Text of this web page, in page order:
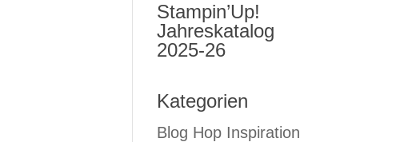
Stampin’Up!
Jahreskatalog
2025-26
Kategorien
Blog Hop Inspiration